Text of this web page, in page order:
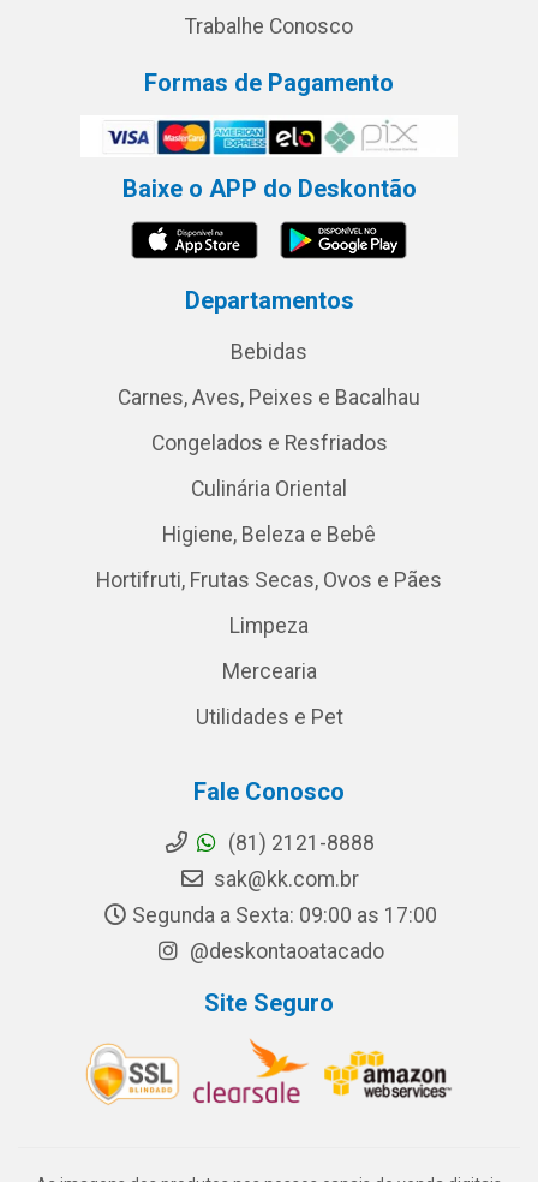
Trabalhe Conosco
Formas de Pagamento
Baixe o APP do Deskontão
Departamentos
Bebidas
Carnes, Aves, Peixes e Bacalhau
Congelados e Resfriados
Culinária Oriental
Higiene, Beleza e Bebê
Hortifruti, Frutas Secas, Ovos e Pães
Limpeza
Mercearia
Utilidades e Pet
Fale Conosco
(81) 2121-8888
sak@kk.com.br
Segunda a Sexta: 09:00 as 17:00
@deskontaoatacado
Site Seguro